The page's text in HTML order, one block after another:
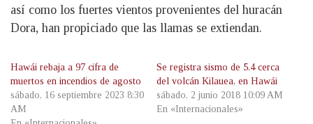
así como los fuertes vientos provenientes del huracán
Dora, han propiciado que las llamas se extiendan.
Hawái rebaja a 97 cifra de
muertos en incendios de agosto
sábado, 16 septiembre 2023 8:30
AM
Se registra sismo de 5.4 cerca
del volcán Kilauea, en Hawái
sábado, 2 junio 2018 10:09 AM
En «Internacionales»